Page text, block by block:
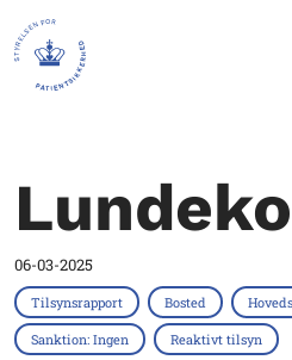
06-03-2025
Tilsynsrapport Bosted
Sanktion: Ingen Reaktivt tilsyn